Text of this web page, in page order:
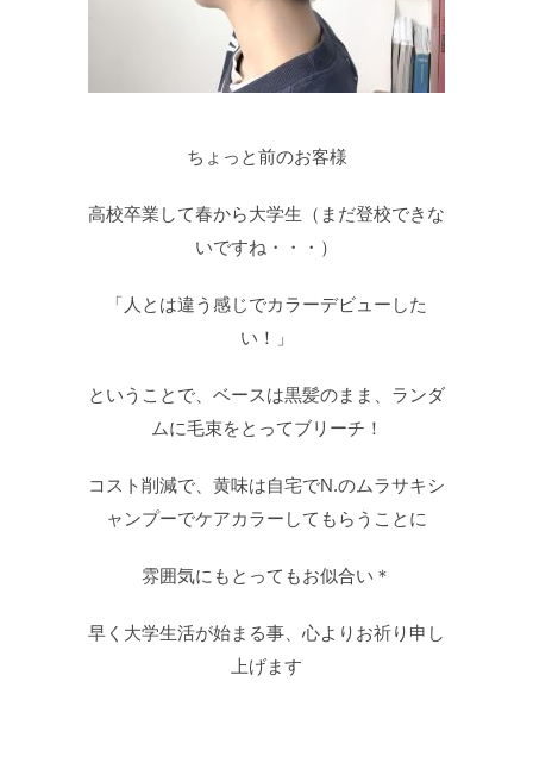
ちょっと前のお客様
高校卒業して春から大学生（まだ登校できな
いですね・・・）
「人とは違う感じでカラーデビューした
い！」
ということで、ベースは黒髪のまま、ランダ
ムに毛束をとってブリーチ！
コスト削減で、黄味は自宅でN.のムラサキシ
ャンプーでケアカラーしてもらうことに
雰囲気にもとってもお似合い＊
早く大学生活が始まる事、心よりお祈り申し
上げます